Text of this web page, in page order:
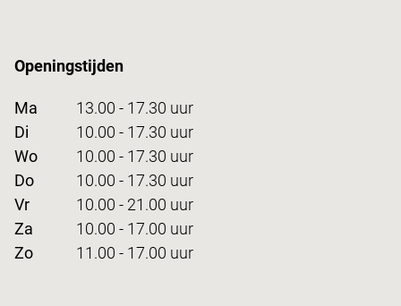
Openingstijden
Ma
13.00 - 17.30 uur
Di
10.00 - 17.30 uur
Wo
10.00 - 17.30 uur
Do
10.00 - 17.30 uur
Vr
10.00 - 21.00 uur
Za
10.00 - 17.00 uur
Zo
11.00 - 17.00 uur